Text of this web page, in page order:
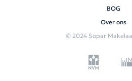
BOG
Over ons
© 2024 Sopar